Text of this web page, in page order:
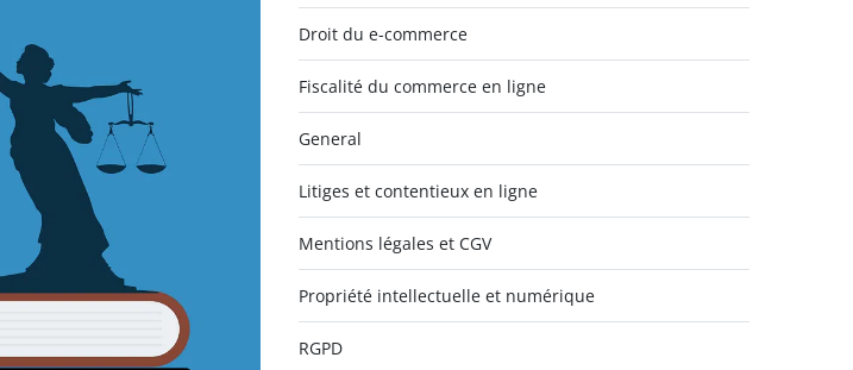
Droit du e-commerce
Fiscalité du commerce en ligne
General
Litiges et contentieux en ligne
Mentions légales et CGV
Propriété intellectuelle et numérique
RGPD